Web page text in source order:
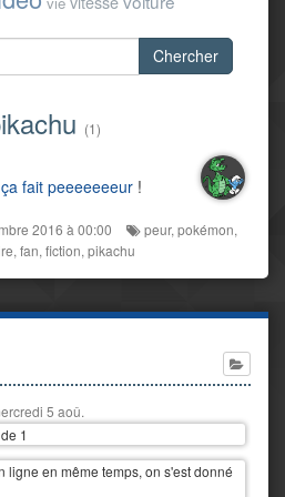
Chercher
(1)
fait peeeeeeeur !
2016 à 00:00 peur, pokémon,
, fan, fiction, pikachu
5 aoû.
1
ligne en même temps, on s'est donné